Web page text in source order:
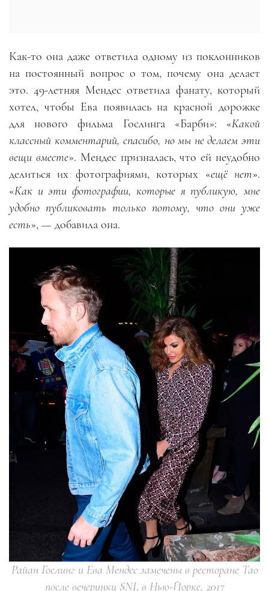
Как-то она даже ответила одному из поклонников
на постоянный вопрос о том, почему она делает
это. 49-летняя Мендес ответила фанату, который
хотел, чтобы Ева появилась на красной дорожке
для нового фильма Гослинга «Барби»: «Какой
классный комментарий, спасибо, но мы не делаем эти
вещи вместе». Мендес призналась, что ей неудобно
делиться их фотографиями, которых «ещё нет».
«Как и эти фотографии, которые я публикую, мне
удобно публиковать только потому, что они уже
есть», — добавила она.
Райан Гослинг и Ева Мендес замечены в ресторане Tao
после вечеринки SNL в Нью-Йорке, 2017